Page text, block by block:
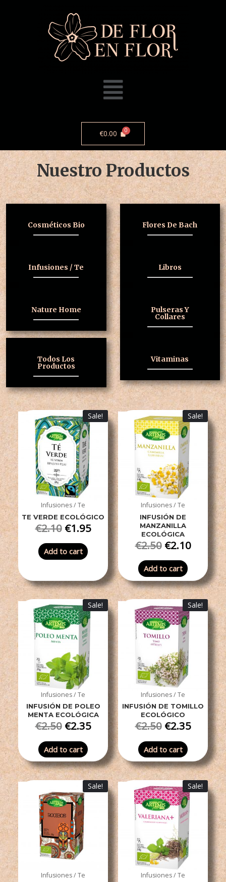
€0.00
Nuestro Productos
Sale!
Infusiones / Te
TE VERDE ECOLÓGICO
€2.10 €1.95
Add to cart
Sale!
Infusiones / Te
INFUSIÓN DE
MANZANILLA
ECOLÓGICA
€2.50 €2.10
Add to cart
Sale!
Infusiones / Te
INFUSIÓN DE POLEO
MENTA ECOLÓGICA
€2.50 €2.35
Add to cart
Sale!
Infusiones / Te
INFUSIÓN DE TOMILLO
ECOLÓGICO
€2.50 €2.35
Add to cart
Sale!
Infusiones / Te
Sale!
Infusiones / Te
Cosméticos Bio Flores De Bach
Infusiones / Te Libros
Nature Home Pulseras Y
Collares
Todos Los
Productos
Vitaminas